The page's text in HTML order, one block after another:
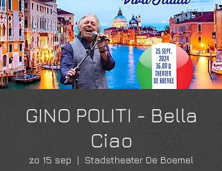
GINO POLITI - Bella
Ciao
zo 15 sep
  |
Stadstheater De Boemel